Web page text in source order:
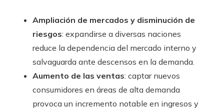
Ampliación de mercados y disminución de
riesgos: expandirse a diversas naciones
reduce la dependencia del mercado interno y
salvaguarda ante descensos en la demanda.
Aumento de las ventas: captar nuevos
consumidores en áreas de alta demanda
provoca un incremento notable en ingresos y